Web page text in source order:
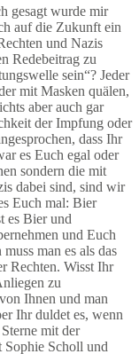
gesagt wurde mir
auf die Zukunft ein
und Nazis
Redebeitrag zu
sein“? Jeder
mit Masken quälen,
aber auch gar
der Impfung oder
dass Ihr
es Euch egal oder
sondern die mit
dabei sind, sind wir
Euch mal: Bier
es Bier und
und Euch
man es als das
Rechten. Wisst Ihr
zu
Ihnen und man
Ihr duldet es, wenn
mit der
Scholl und